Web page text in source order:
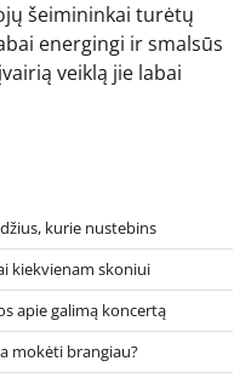
šeimininkai turėtų
energingi ir smalsūs
veiklą jie labai
kurie nustebins
kiekvienam skoniui
apie galimą koncertą
mokėti brangiau?